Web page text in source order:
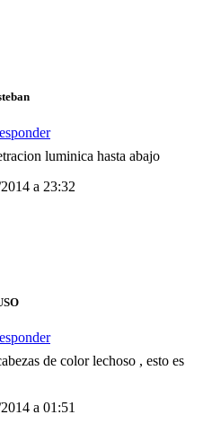
luminica hasta abajo
a 23:32
de color lechoso , esto es
a 01:51